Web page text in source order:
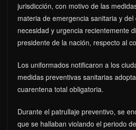
jurisdicción, con motivo de las
materia de emergencia sanitaria y
necesidad y urgencia recientemente
presidente de la nación, respecto al
Los uniformados notificaron a los
medidas preventivas sanitarias
cuarentena total obligatoria.
Durante el patrullaje preventivo, se
que se hallaban violando el periodo